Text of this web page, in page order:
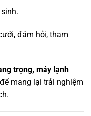
đám hỏi, tham
trọng, máy lạnh
để mang lại trải nghiệm